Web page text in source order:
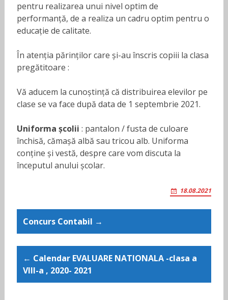
pentru realizarea unui nivel optim de
performanță, de a realiza un cadru optim pentru o
educație de calitate.
În atenția părinților care și-au înscris copiii la clasa
pregătitoare :
Vă aducem la cunoștință că distribuirea elevilor pe
clase se va face după data de 1 septembrie 2021.
Uniforma școlii : pantalon / fusta de culoare
închisă, cămașă albă sau tricou alb. Uniforma
conține și vestă, despre care vom discuta la
începutul anului școlar.
18.08.2021
Post
navigation
Concurs Contabil →
← Calendar EVALUARE NATIONALA -clasa a
VIII-a , 2020- 2021